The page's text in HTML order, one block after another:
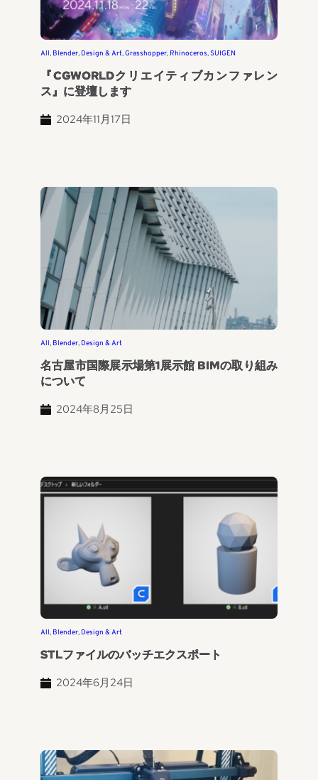
All, Blender, Design & Art, Grasshopper, Rhinoceros, SUIGEN
『CGWORLDクリエイティブカンファレン
ス』に登壇します
2024年11月17日
All, Blender, Design & Art
名古屋市国際展示場第1展示館 BIMの取り組み
について
2024年8月25日
All, Blender, Design & Art
STLファイルのバッチエクスポート
2024年6月24日